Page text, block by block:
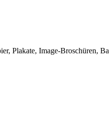
Plakate, Image-Broschüren,